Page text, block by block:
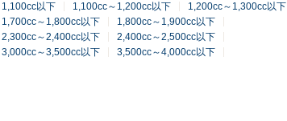
以下 1,100cc～1,200cc以下
1,200cc～1,300cc以下
1,700cc～1,800cc以下
1,800cc～1,900cc以下
2,300cc～2,400cc以下
2,400cc～2,500cc以下
3,000cc～3,500cc以下
3,500cc～4,000cc以下